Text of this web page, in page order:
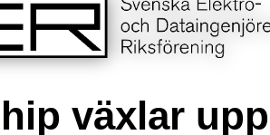
växlar upp